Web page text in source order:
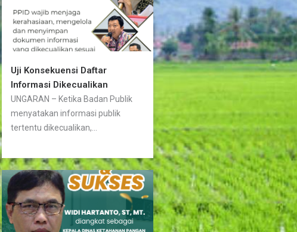
Uji Konsekuensi Daftar
Informasi Dikecualikan
UNGARAN – Ketika Badan Publik
menyatakan informasi publik
tertentu dikecualikan,...